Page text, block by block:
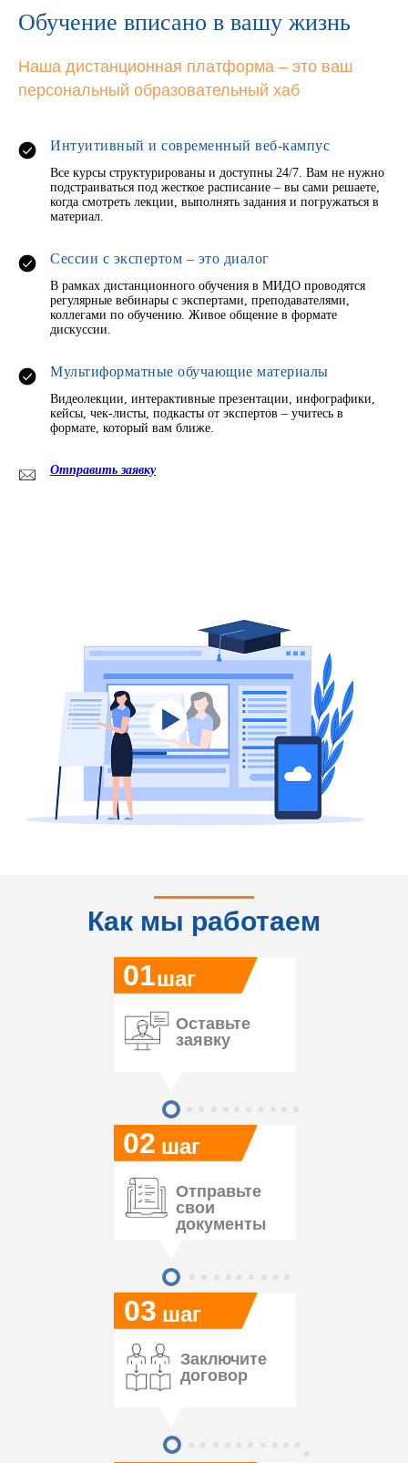
Обучение вписано в вашу жизнь
Наша дистанционная платформа – это ваш
персональный образовательный хаб
Интуитивный и современный веб-кампус
Все курсы структурированы и доступны 24/7. Вам не нужно
подстраиваться под жесткое расписание – вы сами решаете,
когда смотреть лекции, выполнять задания и погружаться в
материал.
Сессии с экспертом – это диалог
В рамках дистанционного обучения в МИДО проводятся
регулярные вебинары с экспертами, преподавателями,
коллегами по обучению. Живое общение в формате
дискуссии.
Мультиформатные обучающие материалы
Видеолекции, интерактивные презентации, инфографики,
кейсы, чек-листы, подкасты от экспертов – учитесь в
формате, который вам ближе.
Отправить заявку
Как мы работаем
03
02
01
Оставьте
заявку
шаг
шаг
шаг
Отправьте
свои
документы
Заключите
договор